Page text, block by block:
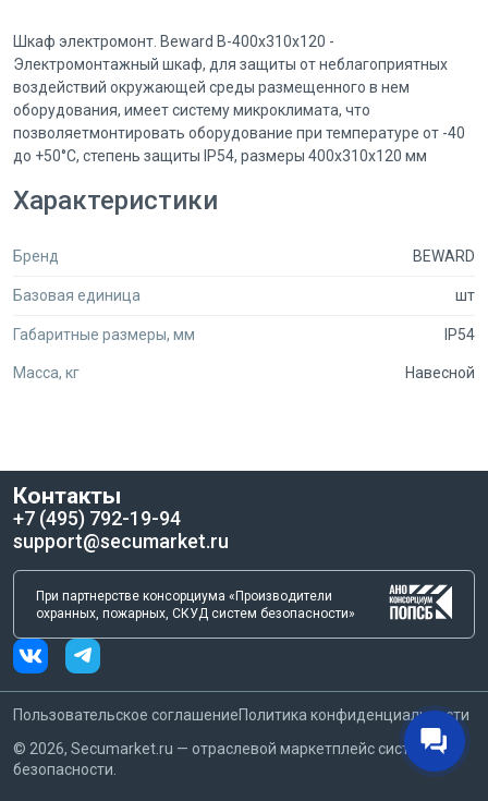
Шкаф электромонт. Beward B-400x310x120 -
Электромонтажный шкаф, для защиты от неблагоприятных
воздействий окружающей среды размещенного в нем
оборудования, имеет систему микроклимата, что
позволяетмонтировать оборудование при температуре от -40
до +50°С, степень защиты IP54, размеры 400х310х120 мм
Характеристики
Бренд BEWARD
Базовая единица шт
Габаритные размеры, мм IP54
Масса, кг Навесной
Контакты
+7 (495) 792-19-94
support@secumarket.ru
При партнерстве консорциума «Производители
охранных, пожарных, СКУД систем безопасности»
Пользовательское соглашениеПолитика конфиденциальности
© 2026, Secumarket.ru — отраслевой маркетплейс систем
безопасности.